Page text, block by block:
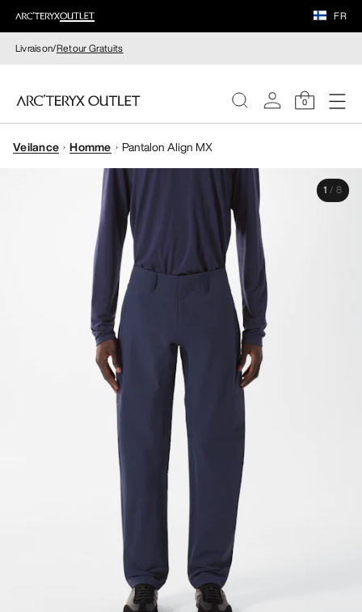
FR
Livraison/Retour Gratuits
0
FEMME
Veilance Homme Pantalon Align MX
1 / 8